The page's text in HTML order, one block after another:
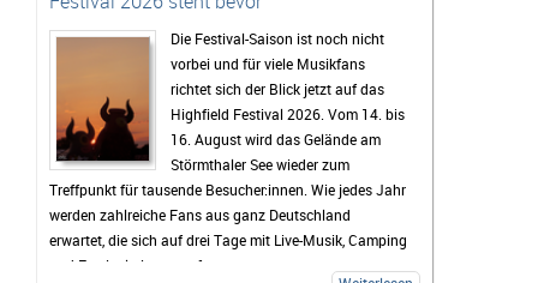
Die Festival-Saison ist noch nicht
vorbei und für viele Musikfans
richtet sich der Blick jetzt auf das
Highfield Festival 2026. Vom 14. bis
16. August wird das Gelände am
Störmthaler See wieder zum
Treffpunkt für tausende Besucher:innen. Wie jedes Jahr
werden zahlreiche Fans aus ganz Deutschland
erwartet, die sich auf drei Tage mit Live-Musik, Camping
und Festivalstimmung freuen.